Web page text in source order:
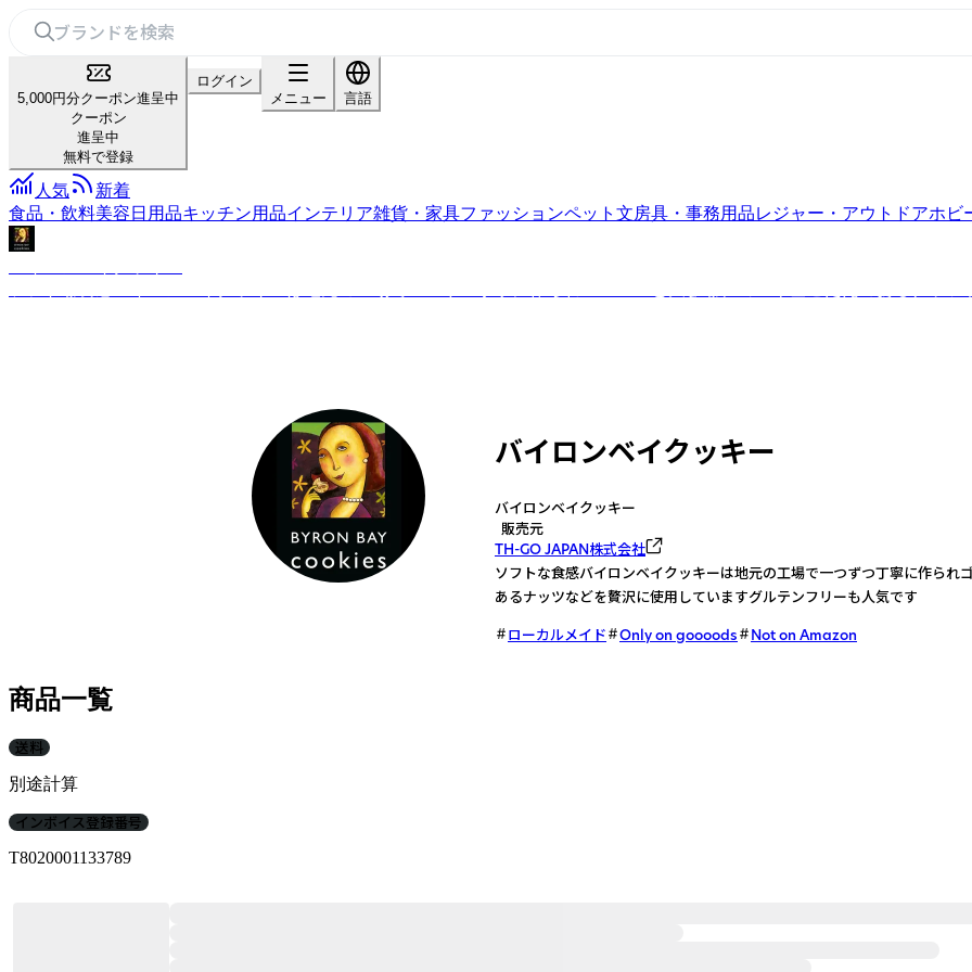
5,000円分クーポン進呈中
クーポン
進呈中
無料で登録
ログイン
メニュー
言語
人気
新着
食品・飲料美容 日用品キッチン用品インテリア雑貨・家具ファッションペット 文房具・事務用品レジャー・アウトドアホビ
バイロンベイクッキー
バイロンベイクッキー
販売元
TH-GO JAPAN株式会社
ソフトな食感バイロンベイクッキーは地元の工場で一つずつ丁寧に作られ
あるナッツなどを贅沢に使用していますグルテンフリーも人気です
ローカルメイド
Only on goooods Not on Amazon
商品一覧
送料
別途計算
インボイス登録番号
T8020001133789